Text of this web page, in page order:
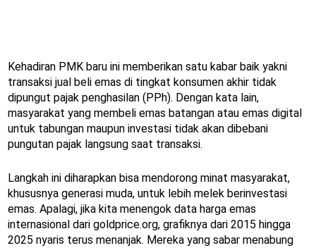
Kehadiran PMK baru ini memberikan satu kabar baik yakni
transaksi jual beli emas di tingkat konsumen akhir tidak
dipungut pajak penghasilan (PPh). Dengan kata lain,
masyarakat yang membeli emas batangan atau emas digital
untuk tabungan maupun investasi tidak akan dibebani
pungutan pajak langsung saat transaksi.
Langkah ini diharapkan bisa mendorong minat masyarakat,
khususnya generasi muda, untuk lebih melek berinvestasi
emas. Apalagi, jika kita menengok data harga emas
internasional dari goldprice.org, grafiknya dari 2015 hingga
2025 nyaris terus menanjak. Mereka yang sabar menabung